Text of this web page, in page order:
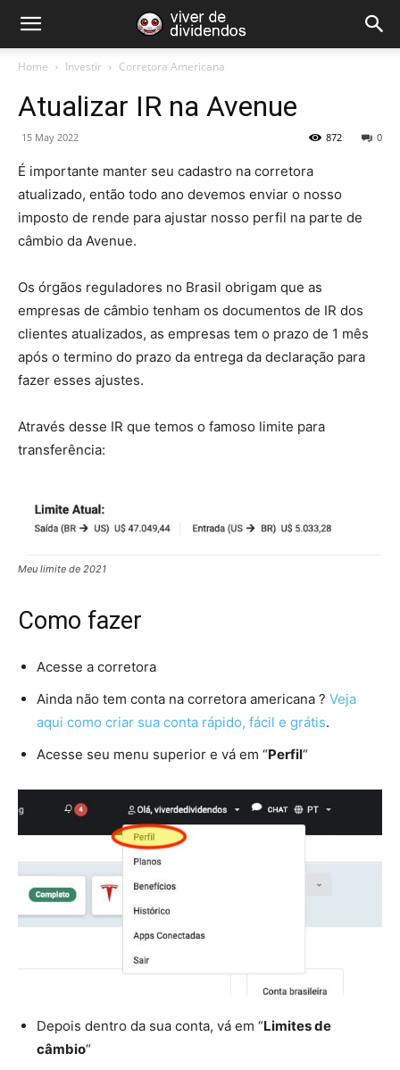
Home Investir Corretora Americana
Atualizar IR na Avenue
15 May 2022 0
872
É importante manter seu cadastro na corretora
atualizado, então todo ano devemos enviar o nosso
imposto de rende para ajustar nosso perfil na parte de
câmbio da Avenue.
Os órgãos reguladores no Brasil obrigam que as
empresas de câmbio tenham os documentos de IR dos
clientes atualizados, as empresas tem o prazo de 1 mês
após o termino do prazo da entrega da declaração para
fazer esses ajustes.
Através desse IR que temos o famoso limite para
transferência:
Meu limite de 2021
Como fazer
Acesse a corretora
Ainda não tem conta na corretora americana ? Veja
aqui como criar sua conta rápido, fácil e grátis.
Acesse seu menu superior e vá em “Perfil“
Depois dentro da sua conta, vá em “Limites de
câmbio“